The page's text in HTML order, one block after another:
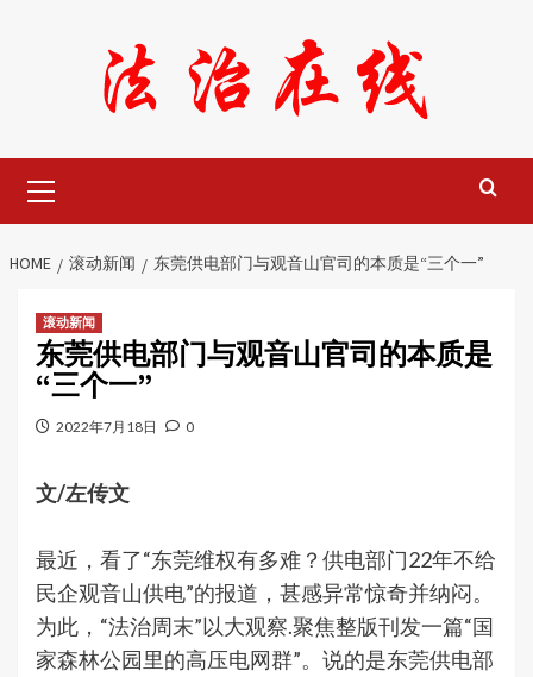
Menu
HOME 滚动新闻 东莞供电部门与观音山官司的本质是“三个一”
滚动新闻
东莞供电部门与观音山官司的本质是
“三个一”
2022年7月18日 0
文/左传文
最近，看了“东莞维权有多难？供电部门22年不给
民企观音山供电”的报道，甚感异常惊奇并纳闷。
为此，“法治周末”以大观察.聚焦整版刊发一篇“国
家森林公园里的高压电网群”。说的是东莞供电部